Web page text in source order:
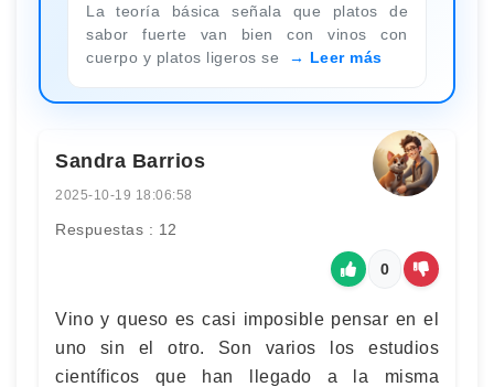
La teoría básica señala que platos de
sabor fuerte van bien con vinos con
cuerpo y platos ligeros se
Leer más
Sandra Barrios
2025-10-19 18:06:58
Respuestas : 12
0
Vino y queso es casi imposible pensar en el
uno sin el otro. Son varios los estudios
científicos que han llegado a la misma